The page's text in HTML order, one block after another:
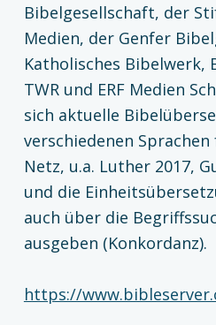
Bibelgesellschaft, der
Medien, der Genfer
Katholisches Bibelwerk,
TWR und ERF Medien
sich aktuelle
verschiedenen
Netz, u.a. Luther 2017,
und die
auch über die
ausgeben (Konkordanz).
https://